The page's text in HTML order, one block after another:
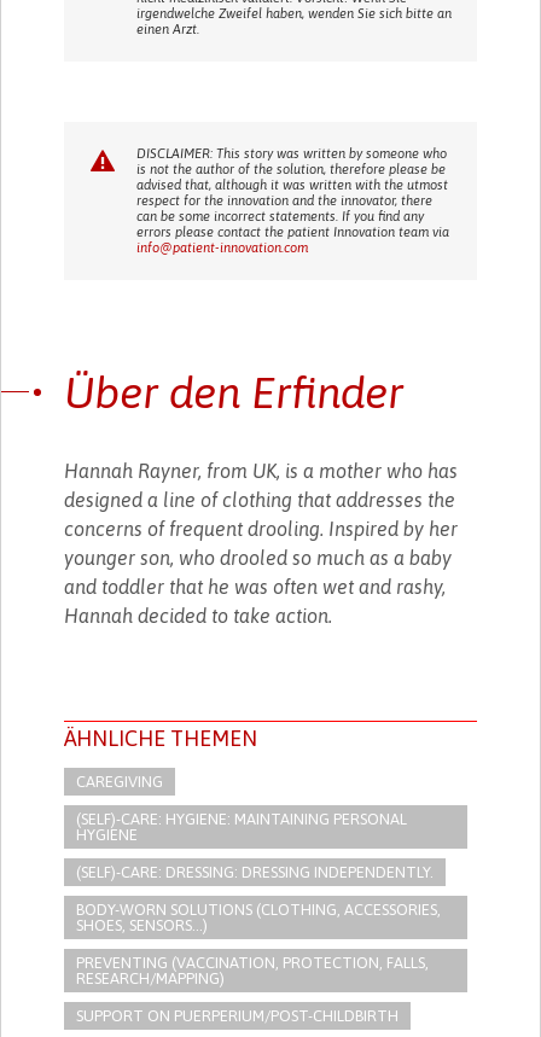
irgendwelche Zweifel haben, wenden Sie sich bitte an
einen Arzt.
DISCLAIMER: This story was written by someone who
is not the author of the solution, therefore please be
advised that, although it was written with the utmost
respect for the innovation and the innovator, there
can be some incorrect statements. If you find any
errors please contact the patient Innovation team via
info@patient-innovation.com
Über den Erfinder
Hannah Rayner, from UK, is a mother who has
designed a line of clothing that addresses the
concerns of frequent drooling. Inspired by her
younger son, who drooled so much as a baby
and toddler that he was often wet and rashy,
Hannah decided to take action.
ÄHNLICHE THEMEN
CAREGIVING
(SELF)-CARE: HYGIENE: MAINTAINING PERSONAL
HYGIENE
(SELF)-CARE: DRESSING: DRESSING INDEPENDENTLY.​
BODY-WORN SOLUTIONS (CLOTHING, ACCESSORIES,
SHOES, SENSORS...)
PREVENTING (VACCINATION, PROTECTION, FALLS,
RESEARCH/MAPPING)
SUPPORT ON PUERPERIUM/POST-CHILDBIRTH